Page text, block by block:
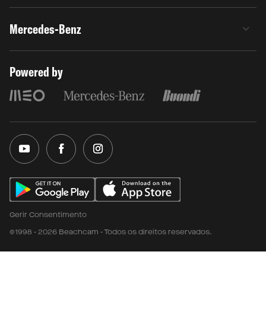
Mercedes-Benz
Powered by
Gerir Consentimento
©1998 - 2026 Beachcam - Todos os direitos reservados.